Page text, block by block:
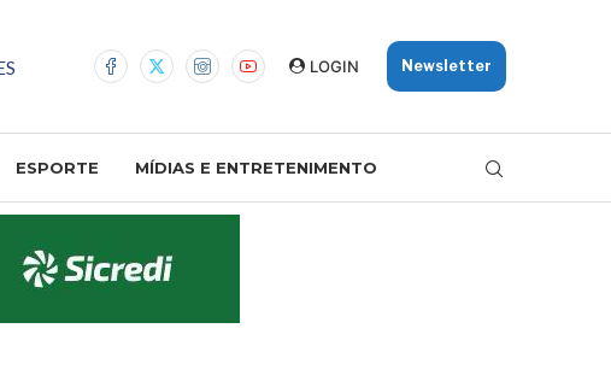
LOGIN Newsletter
ESPORTE MÍDIAS E ENTRETENIMENTO